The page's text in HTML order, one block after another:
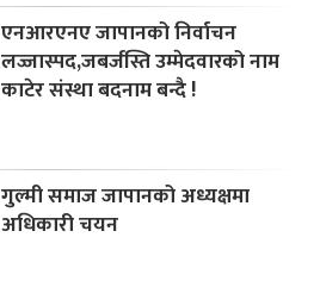
एनआरएनए जापानको निर्वाचन
लज्जास्पद,जबर्जस्ति उम्मेदवारको नाम
काटेर संस्था बदनाम बन्दै !
गुल्मी समाज जापानको अध्यक्षमा
अधिकारी चयन